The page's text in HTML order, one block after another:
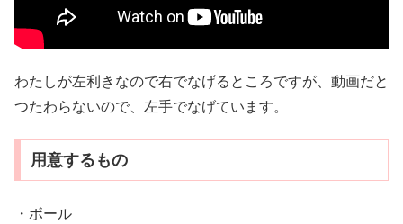
わたしが左利きなので右でなげるところですが、動画だと
つたわらないので、左手でなげています。
用意するもの
・ボール